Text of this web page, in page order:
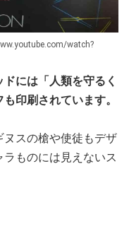
watch?
には「人類を守るく
印刷されています。
スの槍や使徒もデザ
ものには見えないス